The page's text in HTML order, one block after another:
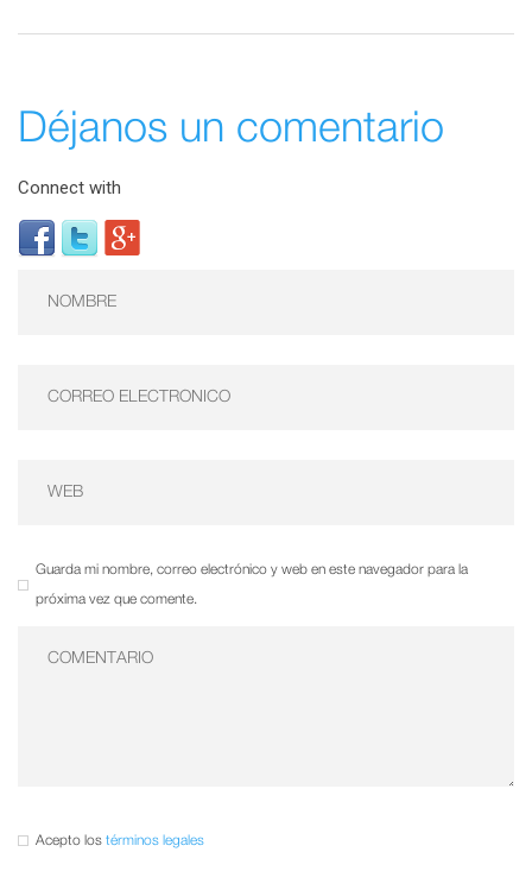
Déjanos un comentario
Connect with
Guarda mi nombre, correo electrónico y web en este navegador para la
próxima vez que comente.
Acepto los términos legales